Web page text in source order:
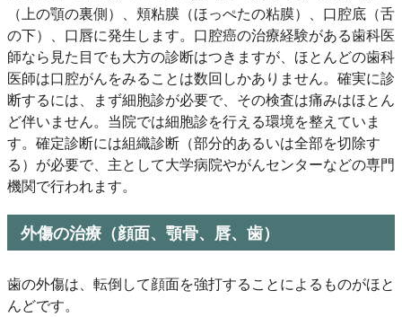
（上の顎の裏側）、頬粘膜（ほっぺたの粘膜）、口腔底（舌
の下）、口唇に発生します。口腔癌の治療経験がある歯科医
師なら見た目でも大方の診断はつきますが、ほとんどの歯科
医師は口腔がんをみることは数回しかありません。確実に診
断するには、まず細胞診が必要で、その検査は痛みはほとん
ど伴いません。当院では細胞診を行える環境を整えていま
す。確定診断には組織診断（部分的あるいは全部を切除す
る）が必要で、主として大学病院やがんセンターなどの専門
機関で行われます。
外傷の治療（顔面、顎骨、唇、歯）
歯の外傷は、転倒して顔面を強打することによるものがほと
んどです。